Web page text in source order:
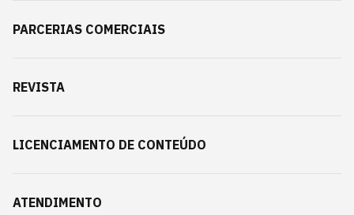
PARCERIAS COMERCIAIS
REVISTA
LICENCIAMENTO DE CONTEÚDO
ATENDIMENTO